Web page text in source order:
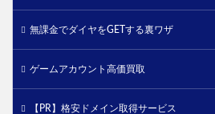
無課金でダイヤをGETする裏ワザ
ゲームアカウント高価買取
【PR】格安ドメイン取得サービス